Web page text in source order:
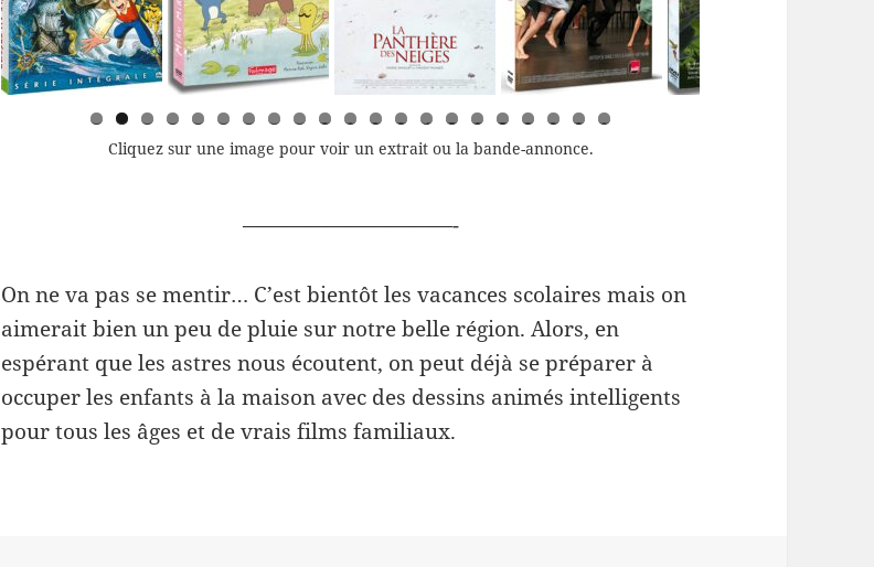
0 1 2 3 4 5 6 7 8 9 0 1
Cliquez sur une image pour voir un extrait ou la bande-annonce.
——————————-
On ne va pas se mentir… C’est bientôt les vacances scolaires mais on
aimerait bien un peu de pluie sur notre belle région. Alors, en
espérant que les astres nous écoutent, on peut déjà se préparer à
occuper les enfants à la maison avec des dessins animés intelligents
pour tous les âges et de vrais films familiaux.